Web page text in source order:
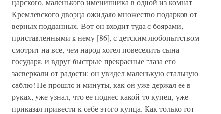
царского, маленького именинника в одной из комнат
Кремлевского дворца ожидало множество подарков от
верных подданных. Вот он входит туда с боярами,
приставленными к нему [86], с детским любопытством
смотрит на все, чем народ хотел повеселить сына
государя, и вдруг быстрые прекрасные глаза его
засверкали от радости: он увидел маленькую стальную
саблю! Не прошло и минуты, как он уже держал ее в
руках, уже узнал, что ее поднес какой-то купец, уже
приказал привести к себе этого купца. Как только тот